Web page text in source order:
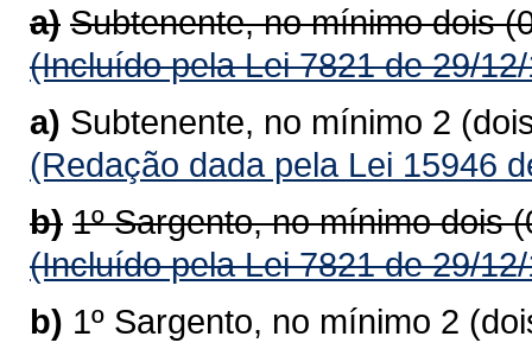
a) Subtenente, no mínimo dois
(Incluído pela Lei 7821 de 29/
a) Subtenente, no mínimo 2
(Redação dada pela Lei 15946
b) 1º Sargento, no mínimo dois
(Incluído pela Lei 7821 de 29/
b) 1º Sargento, no mínimo 2